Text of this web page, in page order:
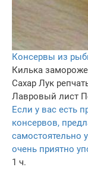
Консервы из
Килька
Сахар Лук
Лавровый лист
Если у вас есть
консервов,
самостоятельно
очень приятно
1 ч.